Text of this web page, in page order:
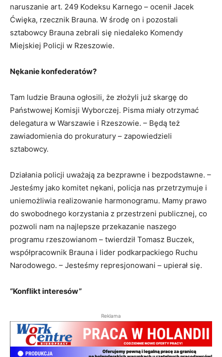
naruszanie art. 249 Kodeksu Karnego – ocenił Jacek
Ćwięka, rzecznik Brauna. W środę on i pozostali
sztabowcy Brauna zebrali się niedaleko Komendy
Miejskiej Policji w Rzeszowie.
Nękanie konfederatów?
Tam ludzie Brauna ogłosili, że złożyli już skargę do
Państwowej Komisji Wyborczej. Pisma miały otrzymać
delegatura w Warszawie i Rzeszowie. – Będą też
zawiadomienia do prokuratury – zapowiedzieli
sztabowcy.
Działania policji uważają za bezprawne i bezpodstawne. –
Jesteśmy jako komitet nękani, policja nas przetrzymuje i
uniemożliwia realizowanie harmonogramu. Mamy prawo
do swobodnego korzystania z przestrzeni publicznej, co
pozwoli nam na najlepsze przekazanie naszego
programu rzeszowianom – twierdził Tomasz Buczek,
współpracownik Brauna i lider podkarpackiego Ruchu
Narodowego. – Jesteśmy represjonowani – upierał się.
“Konflikt interesów”
Reklama